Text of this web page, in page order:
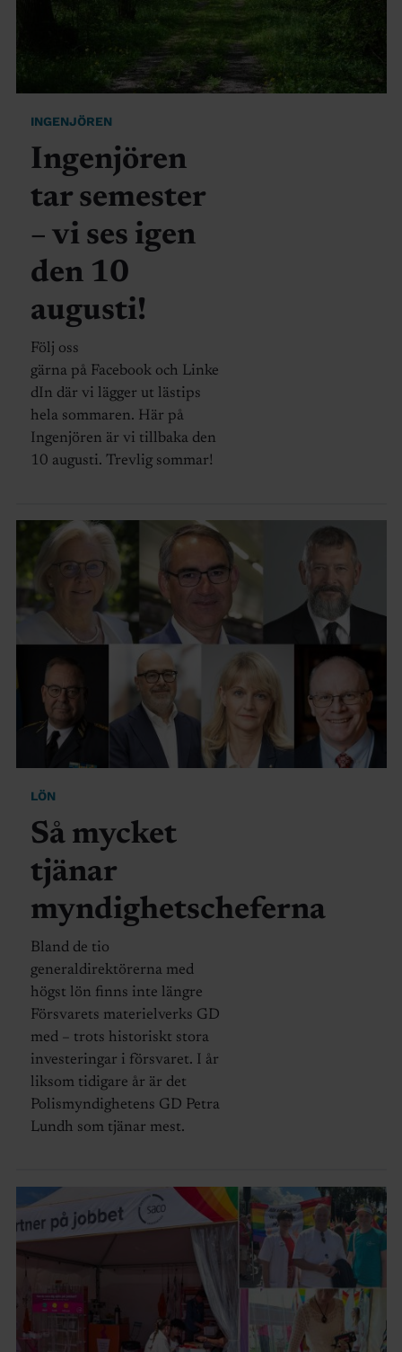
INGENJÖREN
Ingenjören
tar semester
– vi ses igen
den 10
augusti!
Följ oss
gärna på Facebook och Linke
dIn där vi lägger ut lästips
hela sommaren. Här på
Ingenjören är vi tillbaka den
10 augusti. Trevlig sommar!
LÖN
Så mycket
tjänar
myndighetscheferna
Bland de tio
generaldirektörerna med
högst lön finns inte längre
Försvarets materielverks GD
med – trots historiskt stora
investeringar i försvaret. I år
liksom tidigare år är det
Polismyndighetens GD Petra
Lundh som tjänar mest.